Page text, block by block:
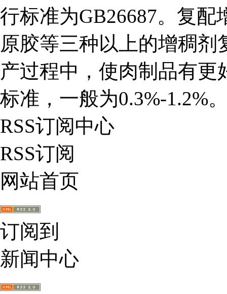
行标准为GB26687。复
原胶等三种以上的增稠
产过程中，使肉制品有
标准，一般为0.3%-1.2%
RSS订阅中心
RSS订阅
网站首页
订阅到
新闻中心